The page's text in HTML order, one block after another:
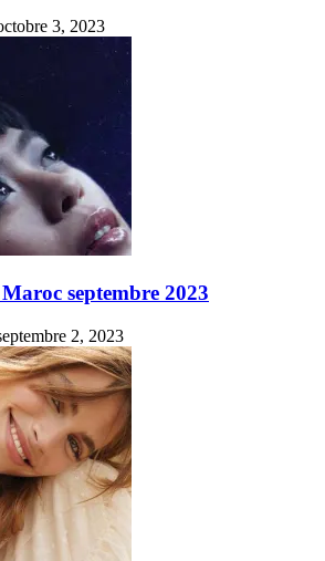
3, 2023
septembre 2023
2, 2023